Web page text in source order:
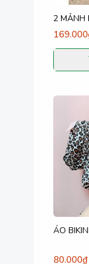
2 MẢNH
ÁO
80.000₫